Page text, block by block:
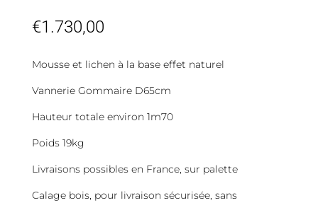
€1.730,00
Mousse et lichen à la base effet naturel
Vannerie Gommaire D65cm
Hauteur totale environ 1m70
Poids 19kg
Livraisons possibles en France, sur palette
Calage bois, pour livraison sécurisée, sans